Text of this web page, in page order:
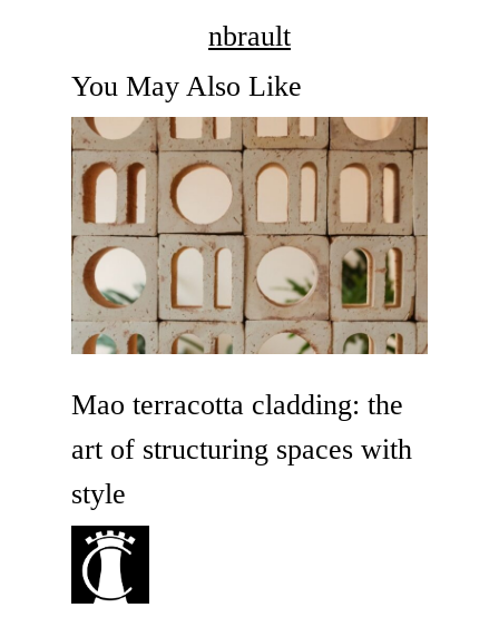
nbrault
You May Also Like
Mao terracotta cladding: the
art of structuring spaces with
style